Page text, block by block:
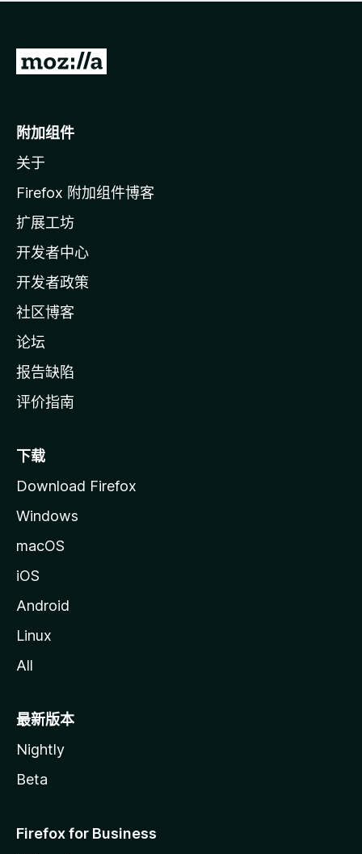
无
转
o
i
l
a
主
页
附加组件
关于
Firefox 附加组件博客
扩展工坊
开发者中心
开发者政策
社区博客
论坛
报告缺陷
评价指南
下载
Download Firefox
Windows
macOS
iOS
Android
Linux
All
最新版本
Nightly
Beta
Firefox for Business